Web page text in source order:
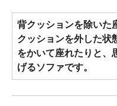
背クッションを除いた
クッションを外した状
をかいて座れたりと、
げるソファです。